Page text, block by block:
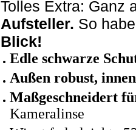
Tolles Extra: Ganz
Aufsteller. So
Blick!
Edle schwarze
Außen robust,
Maßgeschneidert
Kameralinse